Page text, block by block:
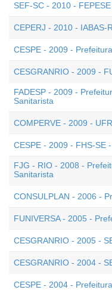
SEF-SC - 2010 -
CEPERJ - 2010 - IABAS-
CESPE - 2009 -
CESGRANRIO - 2009 -
FADESP - 2009 -
Sanitarista
COMPERVE - 2009 -
CESPE - 2009 - FHS-SE
FJG - RIO - 2008 -
Sanitarista
CONSULPLAN - 2006 -
FUNIVERSA - 2005 -
CESGRANRIO - 2005 -
CESGRANRIO - 2004 -
CESPE - 2004 -